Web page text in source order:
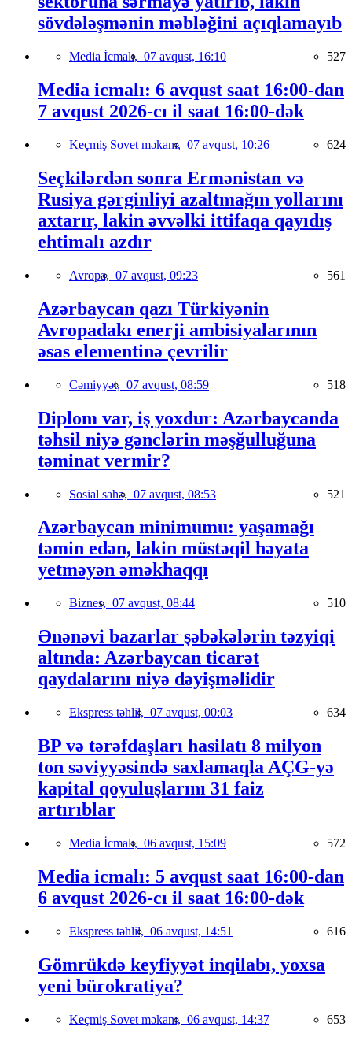
sövdələşmənin məbləğini açıqlamayıb
Media İcmalı, 07 avqust, 16:10 527
Media icmalı: 6 avqust saat 16:00-dan
7 avqust 2026-cı il saat 16:00-dək
Keçmiş Sovet məkanı, 07 avqust, 10:26 624
Seçkilərdən sonra Ermənistan və
Rusiya gərginliyi azaltmağın yollarını
axtarır, lakin əvvəlki ittifaqa qayıdış
ehtimalı azdır
Avropa, 07 avqust, 09:23 561
Azərbaycan qazı Türkiyənin
Avropadakı enerji ambisiyalarının
əsas elementinə çevrilir
Cəmiyyət, 07 avqust, 08:59 518
Diplom var, iş yoxdur: Azərbaycanda
təhsil niyə gənclərin məşğulluğuna
təminat vermir?
Sosial sahə, 07 avqust, 08:53 521
Azərbaycan minimumu: yaşamağı
təmin edən, lakin müstəqil həyata
yetməyən əməkhaqqı
Biznes, 07 avqust, 08:44 510
Ənənəvi bazarlar şəbəkələrin təzyiqi
altında: Azərbaycan ticarət
qaydalarını niyə dəyişməlidir
Ekspress təhlil, 07 avqust, 00:03 634
BP və tərəfdaşları hasilatı 8 milyon
ton səviyyəsində saxlamaqla AÇG-yə
kapital qoyuluşlarını 31 faiz
artırıblar
Media İcmalı, 06 avqust, 15:09 572
Media icmalı: 5 avqust saat 16:00-dan
6 avqust 2026-cı il saat 16:00-dək
Ekspress təhlil, 06 avqust, 14:51 616
Gömrükdə keyfiyyət inqilabı, yoxsa
yeni bürokratiya?
Keçmiş Sovet məkanı, 06 avqust, 14:37 653